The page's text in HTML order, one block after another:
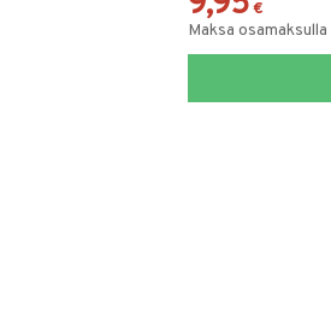
€
Maksa